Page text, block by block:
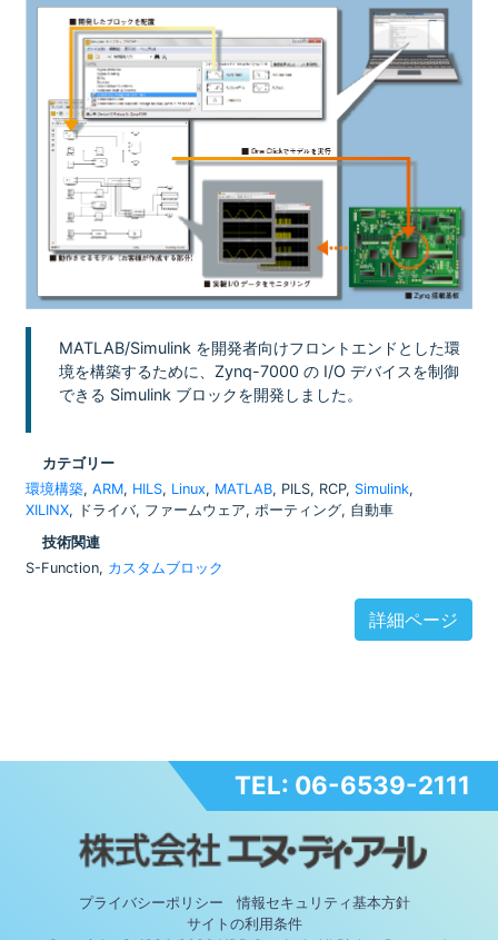
MATLAB/Simulink を開発者向けフロントエンドとした環
境を構築するために、Zynq-7000 の I/O デバイスを制御
できる Simulink ブロックを開発しました。
カテゴリー
環境構築, ARM, HILS, Linux, MATLAB, PILS, RCP, Simulink,
XILINX, ドライバ, ファームウェア, ポーティング, 自動車
技術関連
S-Function, カスタムブロック
詳細ページ
TEL: 06-6539-2111
プライバシーポリシー
情報セキュリティ基本方針
サイトの利用条件